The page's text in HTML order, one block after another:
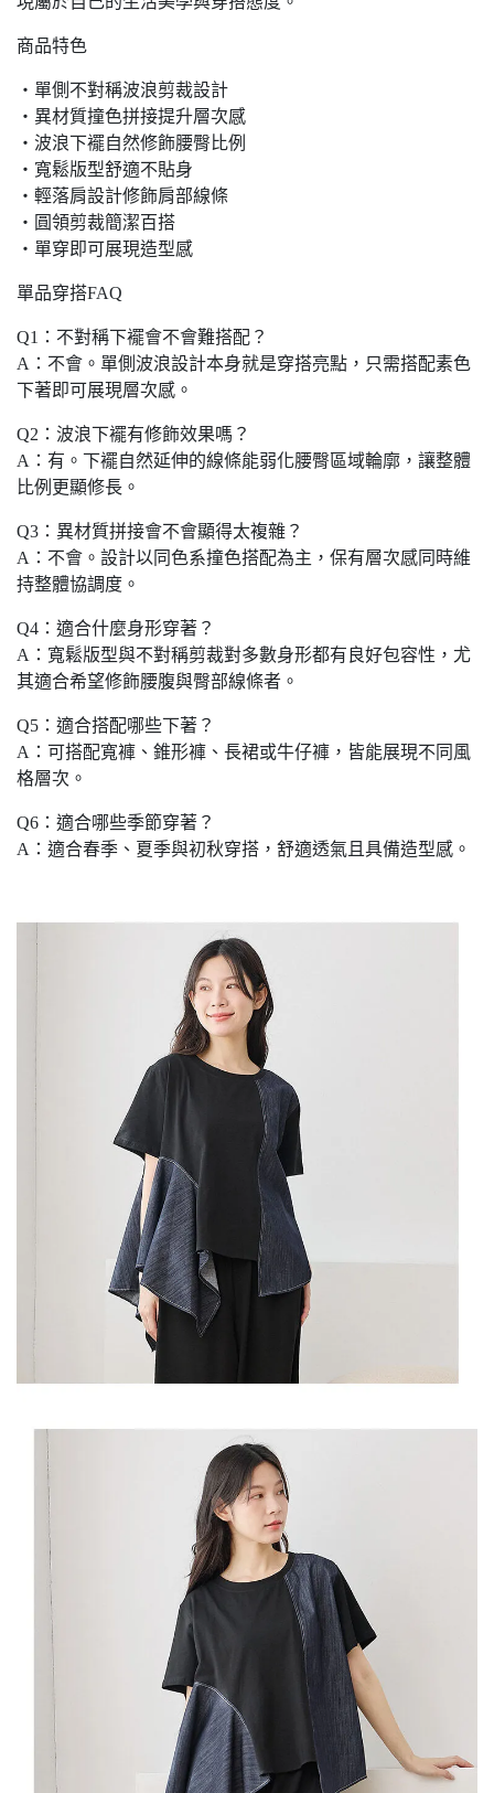
商品特色
・單側不對稱波浪剪裁設計
・異材質撞色拼接提升層次感
・波浪下襬自然修飾腰臀比例
・寬鬆版型舒適不貼身
・輕落肩設計修飾肩部線條
・圓領剪裁簡潔百搭
・單穿即可展現造型感
單品穿搭FAQ
Q1：不對稱下襬會不會難搭配？
A：不會。單側波浪設計本身就是穿搭亮點，只需搭配素色
下著即可展現層次感。
Q2：波浪下襬有修飾效果嗎？
A：有。下襬自然延伸的線條能弱化腰臀區域輪廓，讓整體
比例更顯修長。
Q3：異材質拼接會不會顯得太複雜？
A：不會。設計以同色系撞色搭配為主，保有層次感同時維
持整體協調度。
Q4：適合什麼身形穿著？
A：寬鬆版型與不對稱剪裁對多數身形都有良好包容性，尤
其適合希望修飾腰腹與臀部線條者。
Q5：適合搭配哪些下著？
A：可搭配寬褲、錐形褲、長裙或牛仔褲，皆能展現不同風
格層次。
Q6：適合哪些季節穿著？
A：適合春季、夏季與初秋穿搭，舒適透氣且具備造型感。